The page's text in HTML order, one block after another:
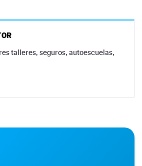
talleres, seguros, autoescuelas,